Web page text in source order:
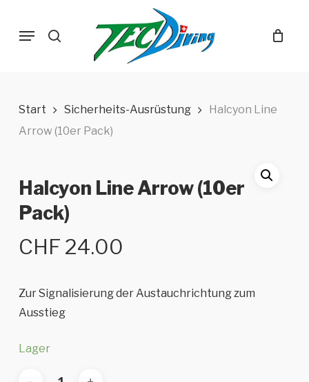
search
Menu
Start Sicherheits-Ausrüstung
Halcyon Line
Arrow (10er Pack)
Halcyon Line Arrow (10er
Pack)
CHF 24.00
Zur Signalisierung der Austauchrichtung zum
Ausstieg
Lager